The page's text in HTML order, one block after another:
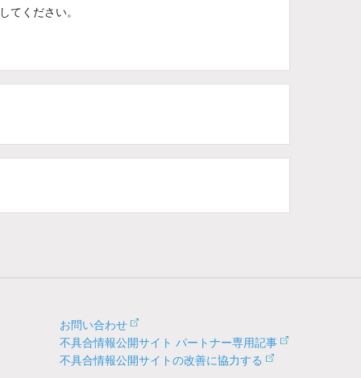
てください。
お問い合わせ
不具合情報公開サイト パートナー専用記事
不具合情報公開サイトの改善に協力する